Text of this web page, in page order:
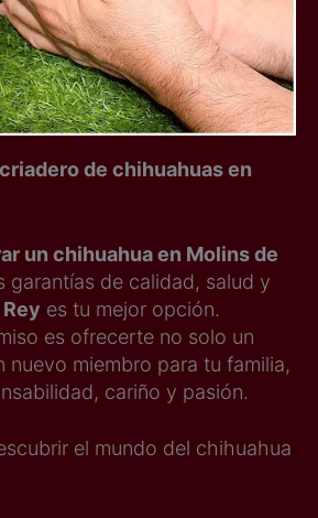
de chihuahuas en
un chihuahua en Molins de
garantías de calidad, salud y
es tu mejor opción.
es ofrecerte no solo un
nuevo miembro para tu familia,
cariño y pasión.
el mundo del chihuahua